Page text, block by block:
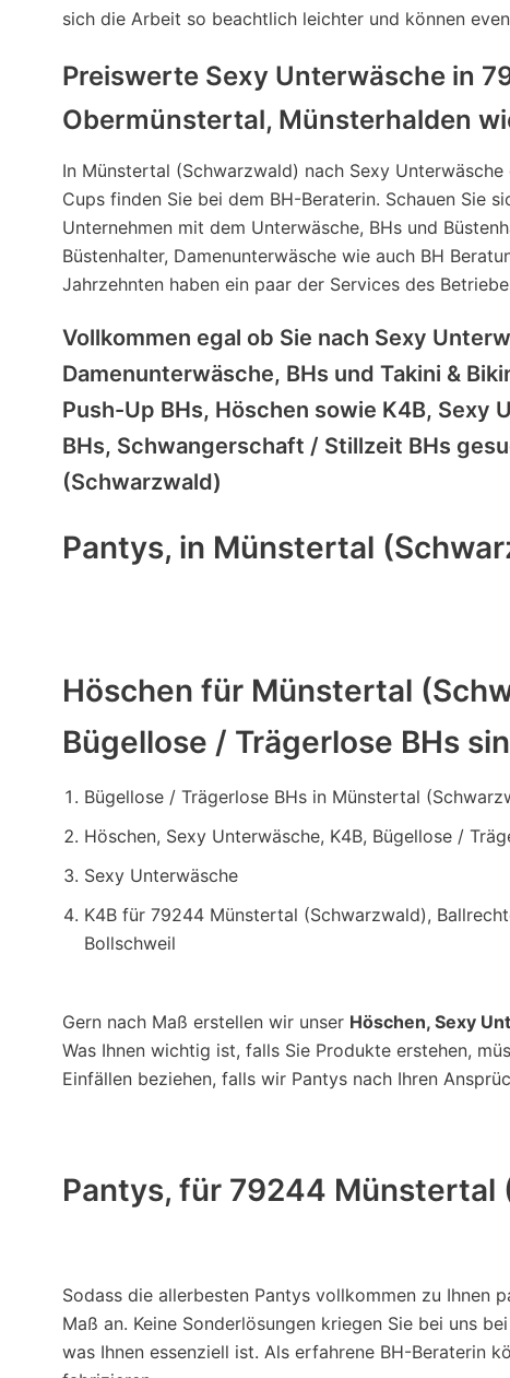
sich die Arbeit so beachtlich leichter und können
Preiswerte Sexy Unterwäsche in
Obermünstertal, Münsterhalden
In Münstertal (Schwarzwald) nach Sexy
Cups finden Sie bei dem BH-Beraterin. Schauen Sie
Unternehmen mit dem Unterwäsche, BHs und
Büstenhalter, Damenunterwäsche wie auch BH
Jahrzehnten haben ein paar der Services des
Vollkommen egal ob Sie nach Sexy
Damenunterwäsche, BHs und Takini &
Push-Up BHs, Höschen sowie K4B, Sexy
BHs, Schwangerschaft / Stillzeit BHs
(Schwarzwald)
Pantys, in Münstertal
Höschen für Münstertal
Bügellose / Trägerlose BHs
Bügellose / Trägerlose BHs in Münstertal
Höschen, Sexy Unterwäsche, K4B, Bügellose /
Sexy Unterwäsche
K4B für 79244 Münstertal (Schwarzwald),
Bollschweil
Gern nach Maß erstellen wir unser Höschen, Sexy
Was Ihnen wichtig ist, falls Sie Produkte erstehen,
Einfällen beziehen, falls wir Pantys nach Ihren
Pantys, für 79244 Münstertal
Sodass die allerbesten Pantys vollkommen zu Ihnen
Maß an. Keine Sonderlösungen kriegen Sie bei uns
was Ihnen essenziell ist. Als erfahrene BH-Beraterin